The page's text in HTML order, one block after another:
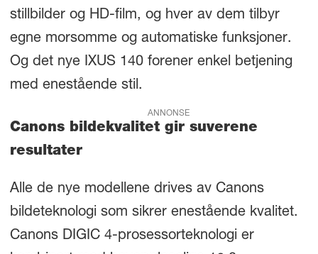
stillbilder og HD-film, og hver av dem tilbyr
egne morsomme og automatiske funksjoner.
Og det nye IXUS 140 forener enkel betjening
med enestående stil.
ANNONSE
Canons bildekvalitet gir suverene
resultater
Alle de nye modellene drives av Canons
bildeteknologi som sikrer enestående kvalitet.
Canons DIGIC 4-prosessorteknologi er